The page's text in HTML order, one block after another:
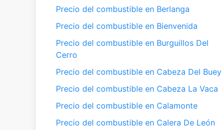
Precio del combustible en Berlanga
Precio del combustible en Bienvenida
Precio del combustible en Burguillos Del
Cerro
Precio del combustible en Cabeza Del Buey
Precio del combustible en Cabeza La Vaca
Precio del combustible en Calamonte
Precio del combustible en Calera De León